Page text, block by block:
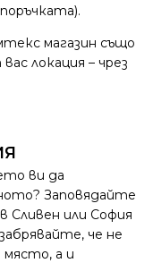
магазин също
локация – чрез
ви да
Заповядайте
Сливен или София
че не
място, а и